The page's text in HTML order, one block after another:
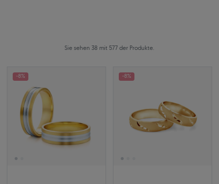
Sie sehen 38 mit 577 der Produkte.
-8% -8%